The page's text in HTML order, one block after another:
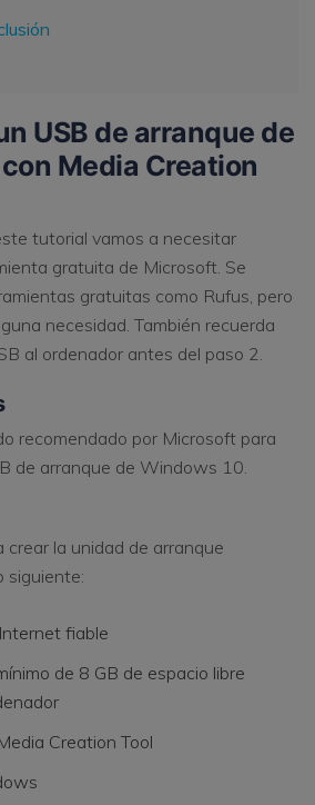
USB de arranque de
Media Creation
tutorial vamos a necesitar
gratuita de Microsoft. Se
gratuitas como Rufus, pero
necesidad. También recuerda
al ordenador antes del paso 2.
recomendado por Microsoft para
de arranque de Windows 10.
la unidad de arranque
siguiente:
fiable
de 8 GB de espacio libre
Creation Tool